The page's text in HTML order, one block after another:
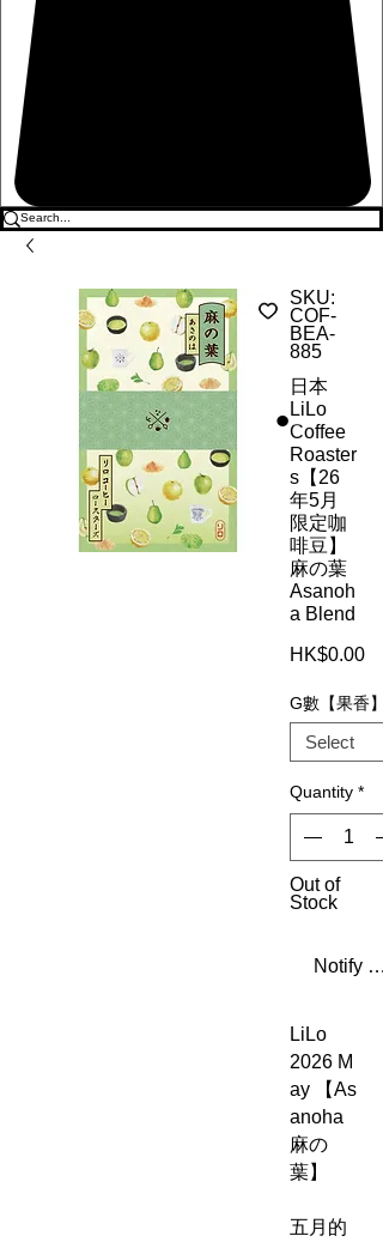
SKU:
COF-
BEA-
885
日本
LiLo
Coffee
Roaster
s【26
年5月
限定咖
啡豆】
麻の葉
Asanoh
a Blend
HK$0.00
G數【果香】
Quantity *
Out of
Stock
Notify
LiLo
2026 M
ay 【As
anoha
麻の
葉】
五月的